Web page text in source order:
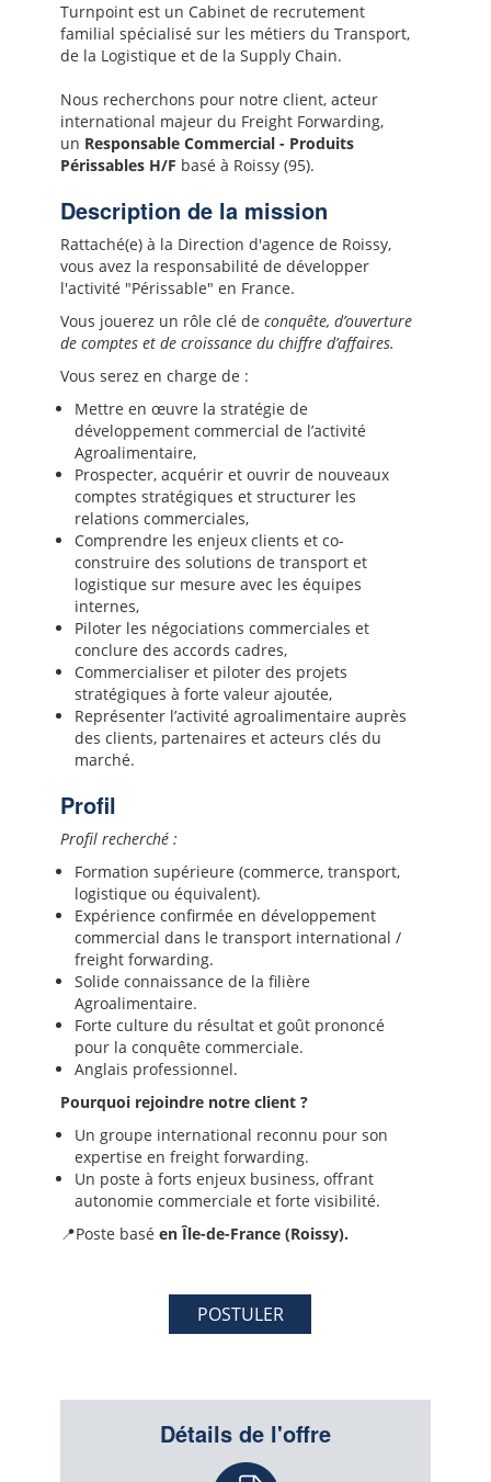
Turnpoint est un Cabinet de recrutement
familial spécialisé sur les métiers du Transport,
de la Logistique et de la Supply Chain.
Nous recherchons pour notre client, acteur
international majeur du Freight Forwarding,
un Responsable Commercial - Produits
Périssables H/F basé à Roissy (95).
Description de la mission
Rattaché(e) à la Direction d'agence de Roissy,
vous avez la responsabilité de développer
l'activité "Périssable" en France.
Vous jouerez un rôle clé de conquête, d’ouverture
de comptes et de croissance du chiffre d’affaires.
Vous serez en charge de :
Mettre en œuvre la stratégie de
développement commercial de l’activité
Agroalimentaire,
Prospecter, acquérir et ouvrir de nouveaux
comptes stratégiques et structurer les
relations commerciales,
Comprendre les enjeux clients et co-
construire des solutions de transport et
logistique sur mesure avec les équipes
internes,
Piloter les négociations commerciales et
conclure des accords cadres,
Commercialiser et piloter des projets
stratégiques à forte valeur ajoutée,
Représenter l’activité agroalimentaire auprès
des clients, partenaires et acteurs clés du
marché.
Profil
Profil recherché :
Formation supérieure (commerce, transport,
logistique ou équivalent).
Expérience confirmée en développement
commercial dans le transport international /
freight forwarding.
Solide connaissance de la filière
Agroalimentaire.
Forte culture du résultat et goût prononcé
pour la conquête commerciale.
Anglais professionnel.
Pourquoi rejoindre notre client ?
Un groupe international reconnu pour son
expertise en freight forwarding.
Un poste à forts enjeux business, offrant
autonomie commerciale et forte visibilité.
📍Poste basé en Île-de-France (Roissy).
POSTULER
Détails de l'offre